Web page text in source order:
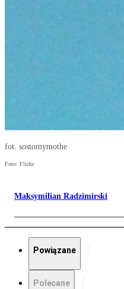
fot. sostomymothe
Foto: Flickr
Maksymilian Radzimirski
Powiązane
Polecane